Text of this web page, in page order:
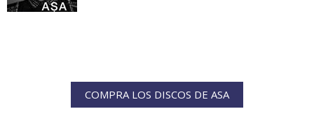
COMPRA LOS DISCOS DE ASA